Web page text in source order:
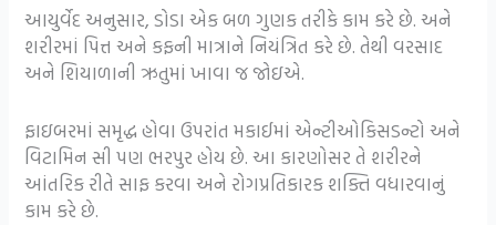
આયુર્વેદ અનુસાર, ડોડા એક બળ ગુણક તરીકે કામ કરે છે. અને
શરીરમાં પિત્ત અને કફની માત્રાને નિયંત્રિત કરે છે. તેથી વરસાદ
અને શિયાળાની ઋતુમાં ખાવા જ જોઇએ.
ફાઇબરમાં સમૃદ્ધ હોવા ઉપરાંત મકાઈમાં એન્ટીઓકિસડન્ટો અને
વિટામિન સી પણ ભરપુર હોય છે. આ કારણોસર તે શરીરને
આંતરિક રીતે સાફ કરવા અને રોગપ્રતિકારક શક્તિ વધારવાનું
કામ કરે છે.